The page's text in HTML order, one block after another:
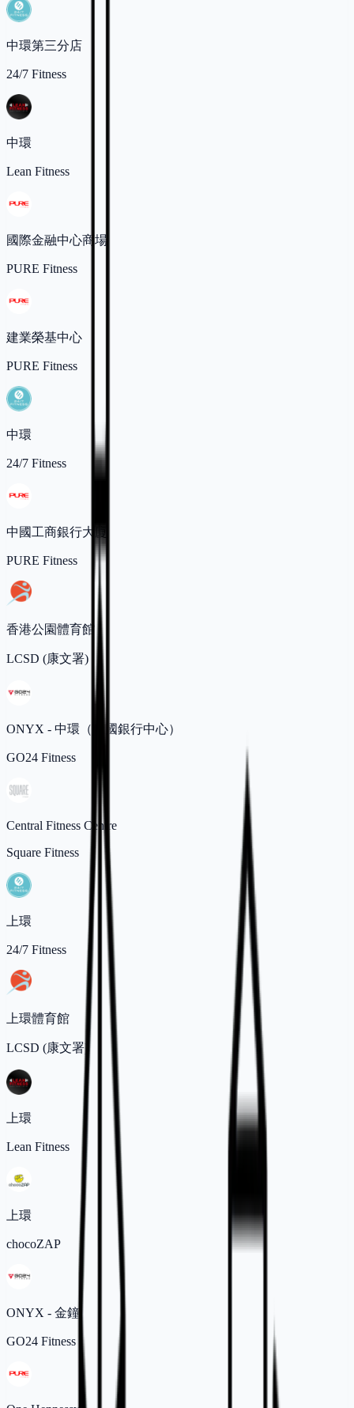
中環第三分店
24/7 Fitness
中環
Lean Fitness
國際金融中心商場
PURE Fitness
建業榮基中心
PURE Fitness
中環
24/7 Fitness
中國工商銀行大廈
PURE Fitness
香港公園體育館
LCSD (康文署)
ONYX - 中環（美國銀行中心）
GO24 Fitness
Central Fitness Centre
Square Fitness
上環
24/7 Fitness
上環體育館
LCSD (康文署)
上環
Lean Fitness
上環
chocoZAP
ONYX - 金鐘
GO24 Fitness